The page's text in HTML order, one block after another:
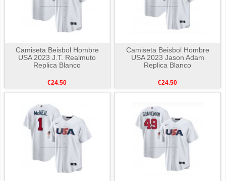
Camiseta Beisbol Hombre
USA 2023 J.T. Realmuto
Replica Blanco
€24.50
Camiseta Beisbol Hombre
USA 2023 Jason Adam
Replica Blanco
€24.50